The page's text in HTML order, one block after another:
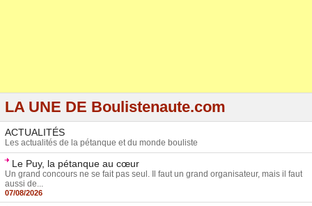
LA UNE DE Boulistenaute.com
ACTUALITÉS
Les actualités de la pétanque et du monde bouliste
Le Puy, la pétanque au cœur
Un grand concours ne se fait pas seul. Il faut un grand organisateur, mais il faut
aussi de...
07/08/2026